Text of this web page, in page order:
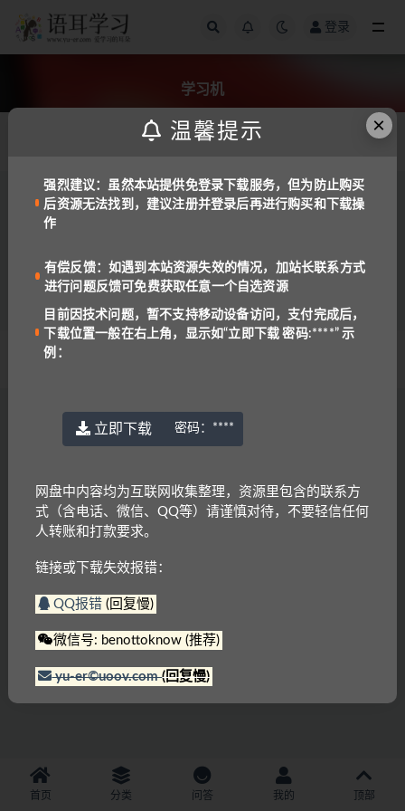
登录
学习机
中文 数学
981
首页 分类 问答 我的 顶部
×
温馨提示
强烈建议：虽然本站提供免登录下载服务，但为防止购买
后资源无法找到，建议注册并登录后再进行购买和下载操
作
有偿反馈：如遇到本站资源失效的情况，加站长联系方式
进行问题反馈可免费获取任意一个自选资源
目前因技术问题，暂不支持移动设备访问，支付完成后，
下载位置一般在右上角，显示如“立即下载 密码:****” 示
例：
立即下载 密码： ****
网盘中内容均为互联网收集整理，资源里包含的联系方
式（含电话、微信、QQ等）请谨慎对待，不要轻信任何
人转账和打款要求。
链接或下载失效报错：
QQ报错(回复慢)
微信号: benottoknow (推荐)
yu-er©uoov.com(回复慢)